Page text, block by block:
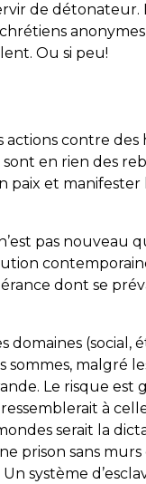
de détonateur.
Ou si peu!
contre des
en rien des
et manifester
pas nouveau
dont se
domaines
malgré
Le risque est
à
serait la
prison sans
système